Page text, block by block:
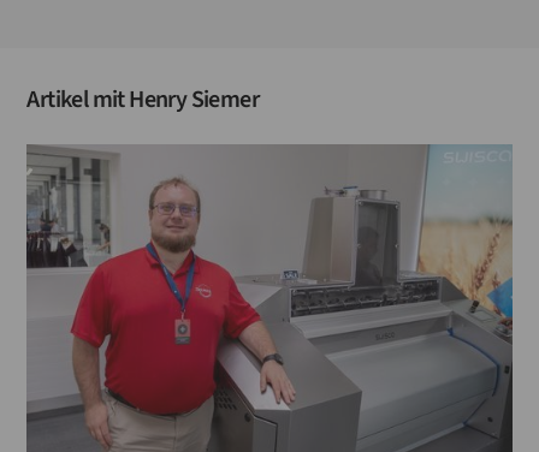
Artikel mitHenry Siemer